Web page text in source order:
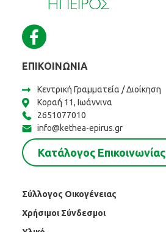
ΕΠΙΚΟΙΝΩΝΊΑ
Κεντρική Γραμματεία / Διοίκηση
Κοραή 11, Ιωάννινα
2651077010
info@kethea-epirus.gr
Κατάλογος Επικοινωνίας
Σύλλογος Οικογένειας
Χρήσιμοι Σύνδεσμοι